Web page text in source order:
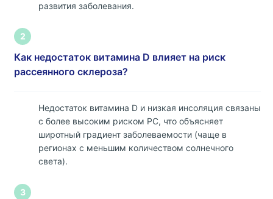
развития заболевания.
2
Как недостаток витамина D влияет на риск
рассеянного склероза?
Недостаток витамина D и низкая инсоляция связаны
с более высоким риском РС, что объясняет
широтный градиент заболеваемости (чаще в
регионах с меньшим количеством солнечного
света).
3